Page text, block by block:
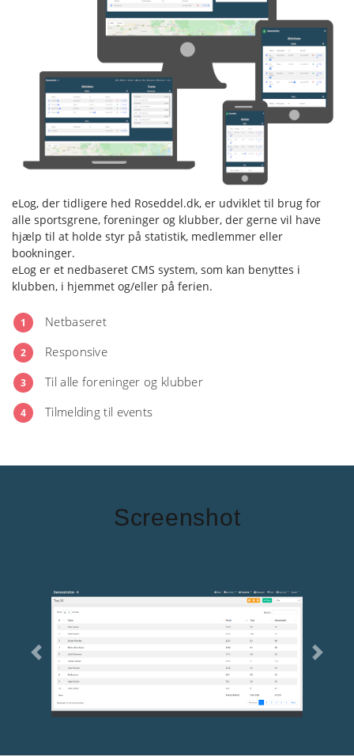
eLog, der tidligere hed Roseddel.dk, er udviklet til brug for
alle sportsgrene, foreninger og klubber, der gerne vil have
hjælp til at holde styr på statistik, medlemmer eller
bookninger.
eLog er et nedbaseret CMS system, som kan benyttes i
klubben, i hjemmet og/eller på ferien.
1 Netbaseret
2 Responsive
3 Til alle foreninger og klubber
4 Tilmelding til events
Screenshot
Previous Next